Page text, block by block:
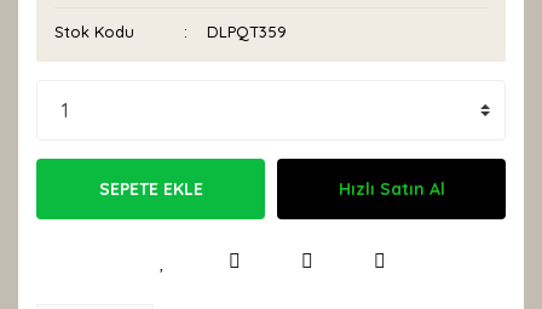
Stok Kodu DLPQT359
SEPETE EKLE Hızlı Satın Al